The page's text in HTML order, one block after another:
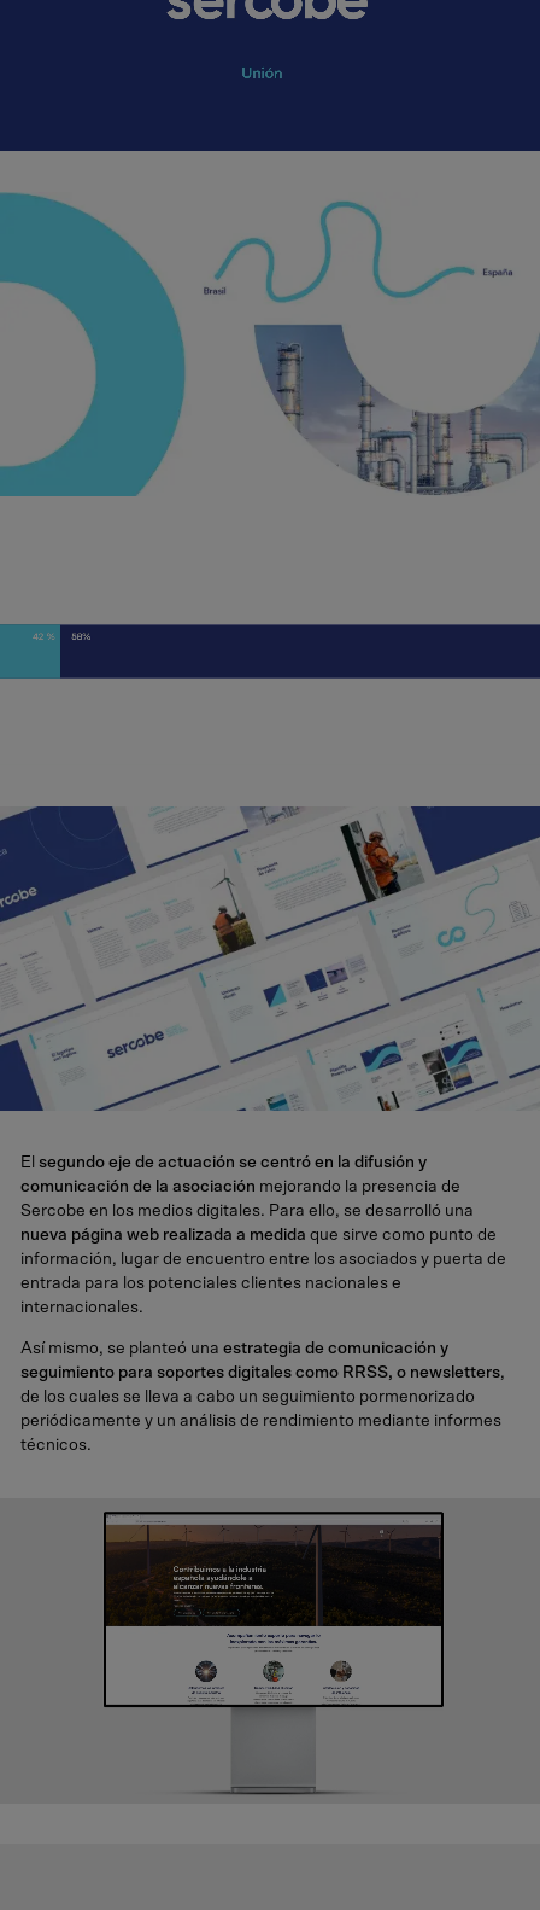
El segundo eje de actuación se centró en la difusión y
comunicación de la asociación mejorando la presencia de
Sercobe en los medios digitales. Para ello, se desarrolló una
nueva página web realizada a medida que sirve como punto de
información, lugar de encuentro entre los asociados y puerta de
entrada para los potenciales clientes nacionales e
internacionales.
Así mismo, se planteó una estrategia de comunicación y
seguimiento para soportes digitales como RRSS, o newsletters,
de los cuales se lleva a cabo un seguimiento pormenorizado
periódicamente y un análisis de rendimiento mediante informes
técnicos.